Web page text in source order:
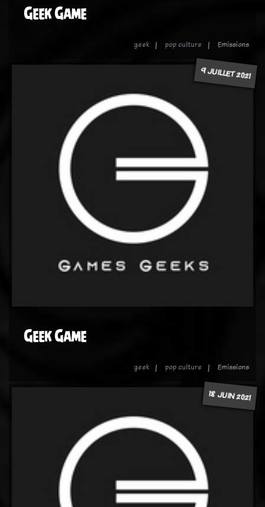
Geek Game
geek pop culture Emissions
9 JUILLET 2021
Geek Game
geek pop culture Emissions
18 JUIN 2021